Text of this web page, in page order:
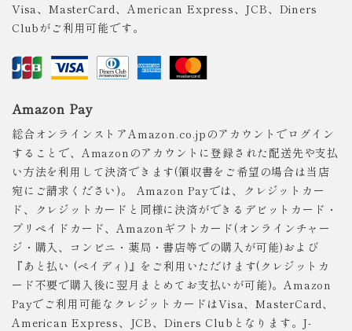
Visa、MasterCard、American Express、JCB、Diners
Clubがご利用可能です。
Amazon Pay
総合オンラインストアAmazon.co.jpのアカウントでログイン
することで、Amazonのアカウントに登録された配送先や支払
い方法を利用して決済できます(領収書をご希望の場合は当店
宛にご請求ください)。 Amazon Payでは、クレジットカー
ド、クレジットカードと同様に決済ができるデビットカード・
プリペイドカード、Amazonギフトカード(オンラインチャー
ジ・購入、コンビニ・薬局・書店等での購入が可能)および
『あと払い (ペイディ)』をご利用いただけます(クレジットカ
ード不要で購入後に翌月まとめてお支払いが可能)。Amazon
Payでご利用可能なクレジットカードはVisa、MasterCard、
American Express、JCB、Diners Clubとなります。J-